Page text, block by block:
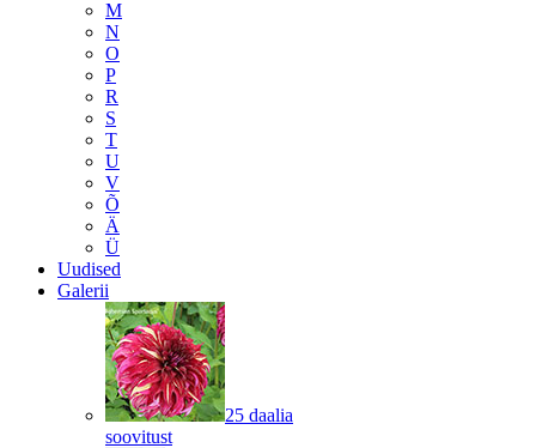
M
N
O
P
R
S
T
U
V
Õ
Ä
Ü
Uudised
Galerii
25 daalia
soovitust